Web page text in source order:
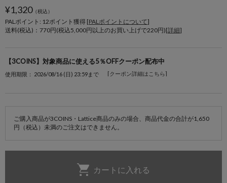
¥1,320（税込）
PALポイント: 12ポイント獲得 [PALポイントについて]
送料(税込)：770円(税込5,000円以上のお買い上げで220円)[詳細]
【3COINS】対象商品に使える5％OFFクーポン配布中
使用期限： 2026/08/16 (日) 23:59まで [クーポン詳細はこちら]
ご購入商品が3COINS・Lattice商品のみの場合、商品代金の合計が1,650
円（税込）未満のご注文はできません。